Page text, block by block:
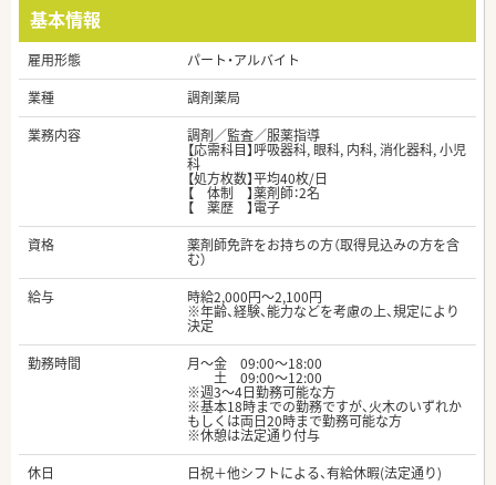
基本情報
雇用形態
パート・アルバイト
業種
調剤薬局
業務内容
調剤／監査／服薬指導
【応需科目】呼吸器科, 眼科, 内科, 消化器科, 小児
科
【処方枚数】平均40枚/日
【 体制 】薬剤師：2名
【 薬歴 】電子
資格
薬剤師免許をお持ちの方（取得見込みの方を含
む）
給与
時給2,000円～2,100円
※年齢、経験、能力などを考慮の上、規定により
決定
勤務時間
月～金 09:00～18:00
土 09:00～12:00
※週3～4日勤務可能な方
※基本18時までの勤務ですが、火木のいずれか
もしくは両日20時まで勤務可能な方
※休憩は法定通り付与
休日
日祝＋他シフトによる、有給休暇(法定通り)